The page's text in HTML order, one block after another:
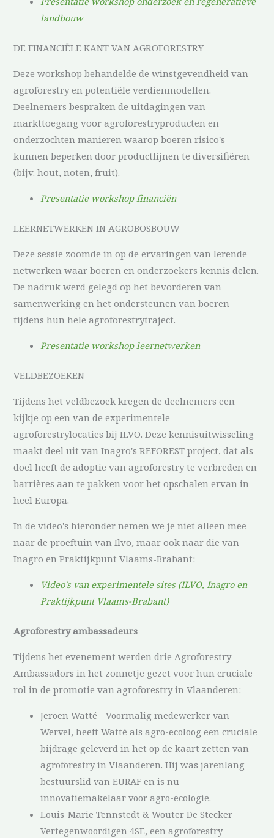
landbouw
DE FINANCIËLE KANT VAN AGROFORESTRY
Deze workshop behandelde de winstgevendheid van
agroforestry en potentiële verdienmodellen.
Deelnemers bespraken de uitdagingen van
markttoegang voor agroforestryproducten en
onderzochten manieren waarop boeren risico's
kunnen beperken door productlijnen te diversifiëren
(bijv. hout, noten, fruit).
Presentatie workshop financiën
LEERNETWERKEN IN AGROBOSBOUW
Deze sessie zoomde in op de ervaringen van lerende
netwerken waar boeren en onderzoekers kennis delen.
De nadruk werd gelegd op het bevorderen van
samenwerking en het ondersteunen van boeren
tijdens hun hele agroforestrytraject.
Presentatie workshop leernetwerken
VELDBEZOEKEN
Tijdens het veldbezoek kregen de deelnemers een
kijkje op een van de experimentele
agroforestrylocaties bij ILVO. Deze kennisuitwisseling
maakt deel uit van Inagro's REFOREST project, dat als
doel heeft de adoptie van agroforestry te verbreden en
barrières aan te pakken voor het opschalen ervan in
heel Europa.
In de video's hieronder nemen we je niet alleen mee
naar de proeftuin van Ilvo, maar ook naar die van
Inagro en Praktijkpunt Vlaams-Brabant:
Video's van experimentele sites (ILVO, Inagro en
Praktijkpunt Vlaams-Brabant)
Agroforestry ambassadeurs
Tijdens het evenement werden drie Agroforestry
Ambassadors in het zonnetje gezet voor hun cruciale
rol in de promotie van agroforestry in Vlaanderen:
Jeroen Watté - Voormalig medewerker van
Wervel, heeft Watté als agro-ecoloog een cruciale
bijdrage geleverd in het op de kaart zetten van
agroforestry in Vlaanderen. Hij was jarenlang
bestuurslid van EURAF en is nu
innovatiemakelaar voor agro-ecologie.
Louis-Marie Tennstedt & Wouter De Stecker -
Vertegenwoordigen 4SE, een agroforestry